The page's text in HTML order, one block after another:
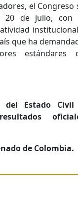
el Congreso
20 de julio, con
que ha
estándares
del Estado
de Colombia.